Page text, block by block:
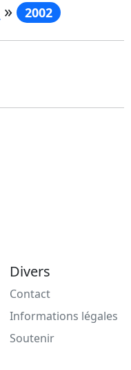
» 2002
Divers
Contact
Informations légales
Soutenir